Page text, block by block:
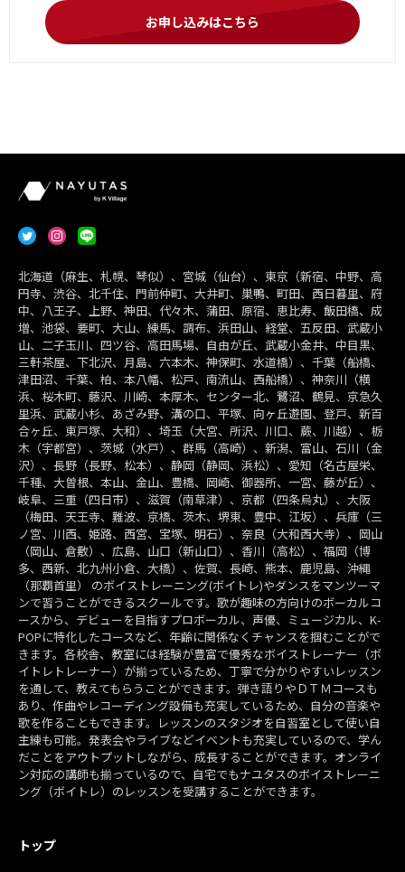
お申し込みはこちら
北海道（麻生、札幌、琴似）、宮城（仙台）、東京（新宿、中野、高
円寺、渋谷、北千住、門前仲町、大井町、巣鴨、町田、西日暮里、府
中、八王子、上野、神田、代々木、蒲田、原宿、恵比寿、飯田橋、成
増、池袋、要町、大山、練馬、調布、浜田山、経堂、五反田、武蔵小
山、二子玉川、四ツ谷、高田馬場、自由が丘、武蔵小金井、中目黒、
三軒茶屋、下北沢、月島、六本木、神保町、水道橋）、千葉（船橋、
津田沼、千葉、柏、本八幡、松戸、南流山、西船橋）、神奈川（横
浜、桜木町、藤沢、川崎、本厚木、センター北、鷺沼、鶴見、京急久
里浜、武蔵小杉、あざみ野、溝の口、平塚、向ヶ丘遊園、登戸、新百
合ヶ丘、東戸塚、大和）、埼玉（大宮、所沢、川口、蕨、川越）、栃
木（宇都宮）、茨城（水戸）、群馬（高崎）、新潟、富山、石川（金
沢）、長野（長野、松本）、静岡（静岡、浜松）、愛知（名古屋栄、
千種、大曽根、本山、金山、豊橋、岡崎、御器所、一宮、藤が丘）、
岐阜、三重（四日市）、滋賀（南草津）、京都（四条烏丸）、大阪
（梅田、天王寺、難波、京橋、茨木、堺東、豊中、江坂）、兵庫（三
ノ宮、川西、姫路、西宮、宝塚、明石）、奈良（大和西大寺）、岡山
（岡山、倉敷）、広島、山口（新山口）、香川（高松）、福岡（博
多、西新、北九州小倉、大橋）、佐賀、長崎、熊本、鹿児島、沖縄
（那覇首里） のボイストレーニング(ボイトレ)やダンスをマンツーマ
ンで習うことができるスクールです。歌が趣味の方向けのボーカルコ
ースから、デビューを目指すプロボーカル、声優、ミュージカル、K-
POPに特化したコースなど、年齢に関係なくチャンスを掴むことがで
きます。各校舎、教室には経験が豊富で優秀なボイストレーナー（ボ
イトレトレーナー）が揃っているため、丁寧で分かりやすいレッスン
を通して、教えてもらうことができます。弾き語りやＤＴＭコースも
あり、作曲やレコーディング設備も充実しているため、自分の音楽や
歌を作ることもできます。レッスンのスタジオを自習室として使い自
主練も可能。発表会やライブなどイベントも充実しているので、学ん
だことをアウトプットしながら、成長することができます。オンライ
ン対応の講師も揃っているので、自宅でもナユタスのボイストレーニ
ング（ボイトレ）のレッスンを受講することができます。
トップ